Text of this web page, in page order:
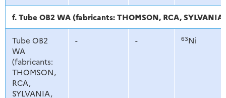
f. Tube OB2 WA (fabricants: THOMSON, RCA,
Tube OB2
WA
(fabricants:
THOMSON,
RCA,
SYLVANIA,
- - 63Ni